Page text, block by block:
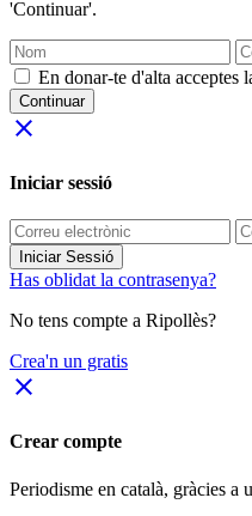
'Continuar'.
En donar-te d'alta acceptes
Continuar
close
Iniciar sessió
Iniciar Sessió
Has oblidat la contrasenya?
No tens compte a Ripollès?
Crea'n un gratis
close
Crear compte
Periodisme en català, gràcies a